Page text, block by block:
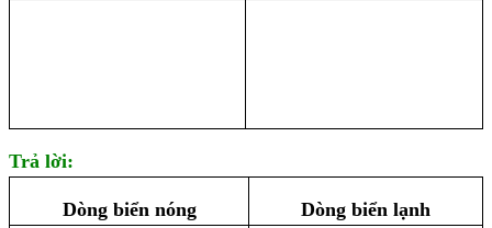
Trả lời:
Dòng biển nóng Dòng biển lạnh